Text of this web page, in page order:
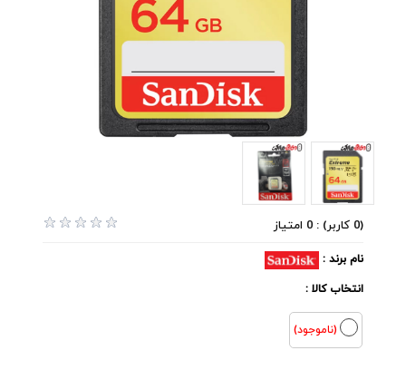
(0 کاربر) : 0 امتیاز
نام برند :
انتخاب کالا :
(ناموجود)